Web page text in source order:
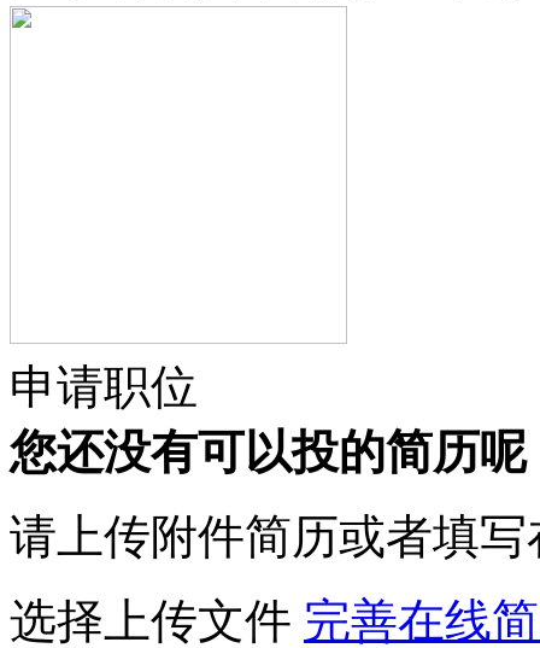
申请职位
您还没有可以投的简历呢
请上传附件简历或者填
选择上传文件 完善在线